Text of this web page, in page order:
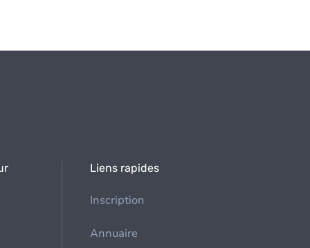
Liens rapides
Inscription
Annuaire